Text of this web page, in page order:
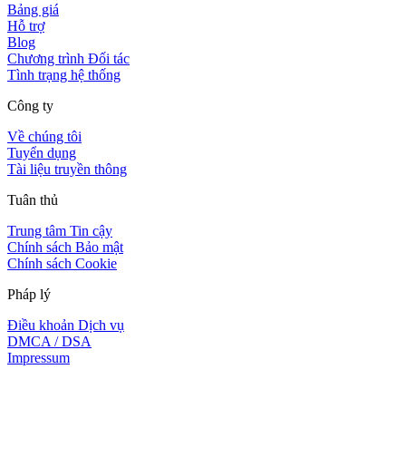
Bảng giá
Hỗ trợ
Blog
Chương trình Đối tác
Tình trạng hệ thống
Công ty
Về chúng tôi
Tuyển dụng
Tài liệu truyền thông
Tuân thủ
Trung tâm Tin cậy
Chính sách Bảo mật
Chính sách Cookie
Pháp lý
Điều khoản Dịch vụ
DMCA / DSA
Impressum